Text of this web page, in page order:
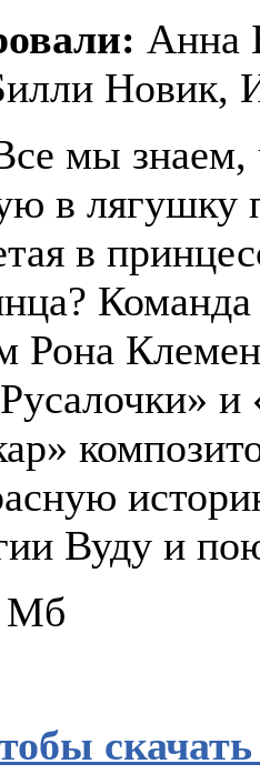
Анна
Новик,
мы знаем,
в лягушку
в
Рона
Вуду и
Мб